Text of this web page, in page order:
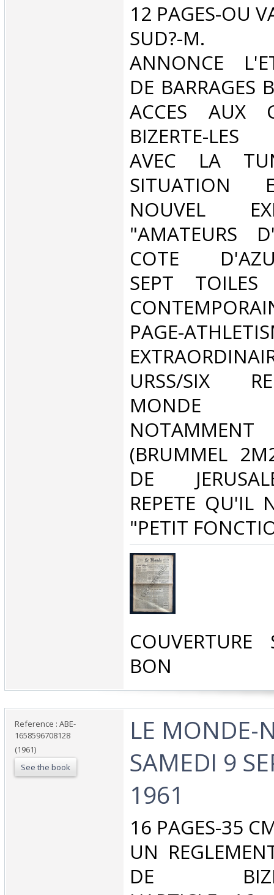
‎12 PAGES-OU
SUD?-M.
ANNONCE
DE BARRAGES
ACCES AUX
BIZERTE-LES
AVEC LA
SITUATION
NOUVEL
"AMATEURS
COTE
SEPT
PAGE-
URSS/SIX
MONDE
NOTAMMENT
(BRUMMEL
DE
REPETE QU'IL
"PETIT
BON‎
Reference : ABE-
1658596708128
(1961)
See the book
‎LE MONDE-
SAMEDI 9
1961‎
‎16 PAGES-35
UN
DE